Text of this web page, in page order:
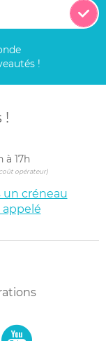
!
!
à 17h
opérateur)
un créneau